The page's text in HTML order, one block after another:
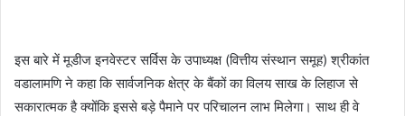
इस बारे में मूडीज इनवेस्टर सर्विस के उपाध्यक्ष (वित्तीय संस्थान समूह) श्रीकांत
वडालामणि ने कहा कि सार्वजनिक क्षेत्र के बैंकों का विलय साख के लिहाज से
सकारात्मक है क्योंकि इससे बड़े पैमाने पर परिचालन लाभ मिलेगा। साथ ही वे